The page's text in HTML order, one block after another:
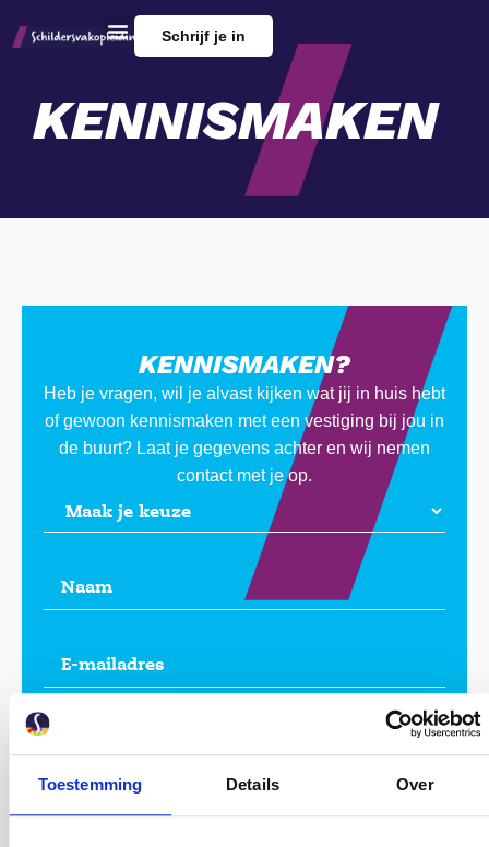
Toestemming Details Over
Schrijf je in
KENNISMAKEN
KENNISMAKEN?
Heb je vragen, wil je alvast kijken wat jij in huis hebt
of gewoon kennismaken met een vestiging bij jou in
de buurt? Laat je gegevens achter en wij nemen
contact met je op.
mailadres(Vereist)
Telefoonnummer